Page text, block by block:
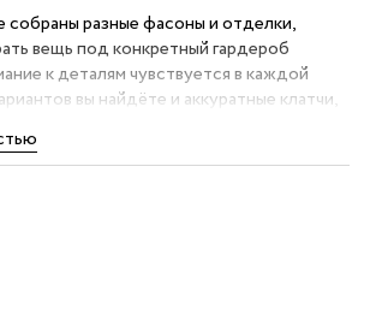
собраны разные фасоны и отделки,
вещь под конкретный гардероб
к деталям чувствуется в каждой
вы найдёте и аккуратные клатчи,
и особенно выделяются
и визитницы, где продумана
карт и монет. Такие аксессуары